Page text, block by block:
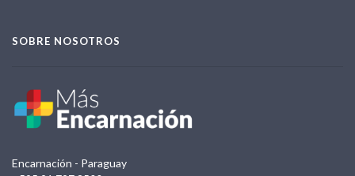
SOBRE NOSOTROS
Encarnación - Paraguay